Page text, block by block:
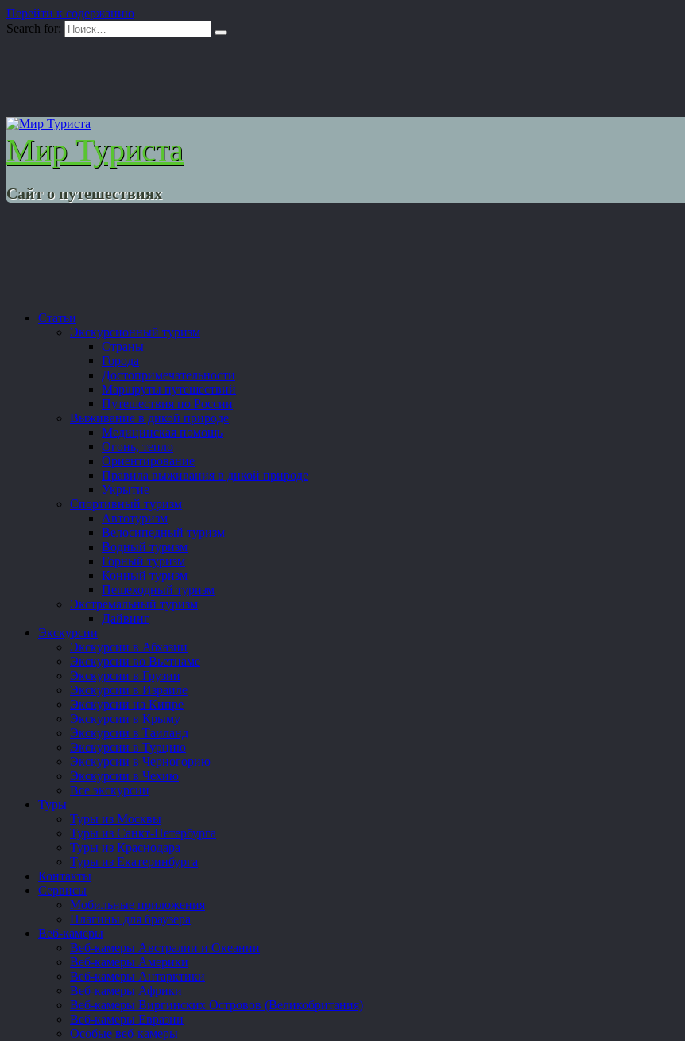
Перейти к содержанию
Search for:
Мир Туриста
Сайт о путешествиях
Статьи
Экскурсионный туризм
Страны
Города
Достопримечательности
Маршруты путешествий
Путешествия по России
Выживание в дикой природе
Медицинская помощь
Огонь, тепло
Ориентирование
Правила выживания в дикой природе
Укрытие
Спортивный туризм
Автотуризм
Велосипедный туризм
Водный туризм
Горный туризм
Конный туризм
Пешеходный туризм
Экстремальный туризм
Дайвинг
Экскурсии
Экскурсии в Абхазии
Экскурсии во Вьетнаме
Экскурсии в Грузии
Экскурсии в Израиле
Экскурсии на Кипре
Экскурсии в Крыму
Экскурсии в Таиланд
Экскурсии в Турцию
Экскурсии в Черногорию
Экскурсии в Чехию
Все экскурсии
Туры
Туры из Москвы
Туры из Санкт-Петербурга
Туры из Краснодара
Туры из Екатеринбурга
Контакты
Сервисы
Мобильные приложения
Плагины для браузера
Веб-камеры
Веб-камеры Австралии и Океании
Веб-камеры Америки
Веб-камеры Антарктики
Веб-камеры Африки
Веб-камеры Виргинских Островов (Великобритания)
Веб-камеры Евразии
Особые веб-камеры